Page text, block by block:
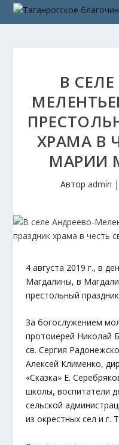
В
ХРАМА В
МАРИИ
Автор admin |
4 августа 2019 г., в
Магдалины, в
престольный
За богослужением
протоиерей Николай
св. Сергия
Алексей Клименко,
«Сказка» Е.
школы, воспитатели
сельской
из окрестных сел и г.